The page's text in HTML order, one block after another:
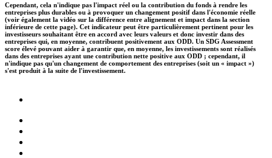
Cependant, cela n'indique pas l'impact réel ou la contribution du fonds à rendre les
entreprises plus durables ou à provoquer un changement positif dans l'économie réelle
(voir également la vidéo sur la différence entre alignement et impact dans la section
inférieure de cette page). Cet indicateur peut être particulièrement pertinent pour les
investisseurs souhaitant être en accord avec leurs valeurs et donc investir dans des
entreprises qui, en moyenne, contribuent positivement aux ODD. Un SDG Assessment
score élevé pouvant aider à garantir que, en moyenne, les investissements sont réalisés
dans des entreprises ayant une contribution nette positive aux ODD ; cependant, il
n'indique pas qu'un changement de comportement des entreprises (soit un « impact »)
s'est produit à la suite de l'investissement.